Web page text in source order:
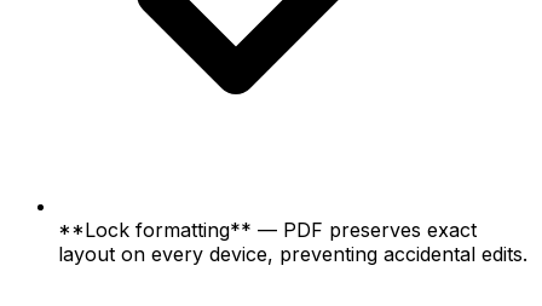
**Lock formatting** — PDF preserves exact
layout on every device, preventing accidental edits.